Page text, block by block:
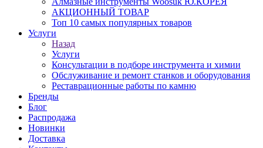
АКЦИОННЫЙ ТОВАР
Топ 10 самых популярных товаров
Услуги
Назад
Услуги
Консультации в подборе инструмента и химии
Обслуживание и ремонт станков и оборудования
Реставрационные работы по камню
Бренды
Блог
Распродажа
Новинки
Доставка